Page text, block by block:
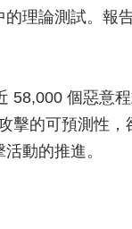
理論測試。報
58,000 個惡意
擊的可預測性，
動的推進。